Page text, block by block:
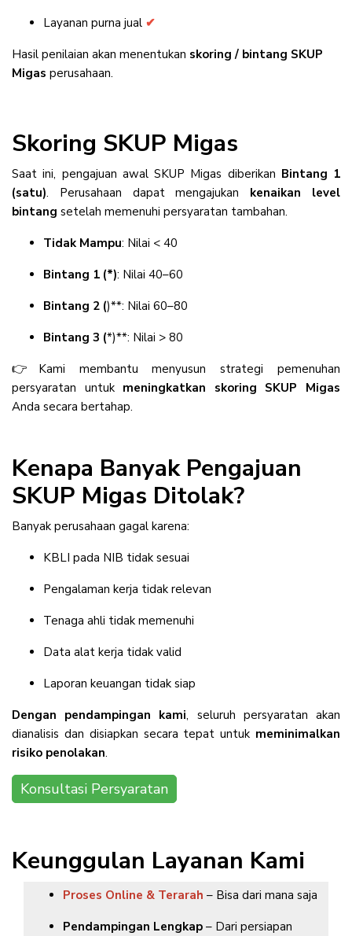
Layanan purna jual ✔
Hasil penilaian akan menentukan skoring / bintang SKUP
Migas perusahaan.
Skoring SKUP Migas
Saat ini, pengajuan awal SKUP Migas diberikan Bintang 1
(satu). Perusahaan dapat mengajukan kenaikan level
bintang setelah memenuhi persyaratan tambahan.
Tidak Mampu: Nilai < 40
Bintang 1 (*): Nilai 40–60
Bintang 2 ()**: Nilai 60–80
Bintang 3 (*)**: Nilai > 80
👉
Kami membantu menyusun strategi pemenuhan
persyaratan untuk meningkatkan skoring SKUP Migas
Anda secara bertahap.
Kenapa Banyak Pengajuan
SKUP Migas Ditolak?
Banyak perusahaan gagal karena:
KBLI pada NIB tidak sesuai
Pengalaman kerja tidak relevan
Tenaga ahli tidak memenuhi
Data alat kerja tidak valid
Laporan keuangan tidak siap
Dengan pendampingan kami, seluruh persyaratan akan
dianalisis dan disiapkan secara tepat untuk meminimalkan
risiko penolakan.
Konsultasi Persyaratan
Keunggulan Layanan Kami
Proses Online & Terarah – Bisa dari mana saja
Pendampingan Lengkap – Dari persiapan